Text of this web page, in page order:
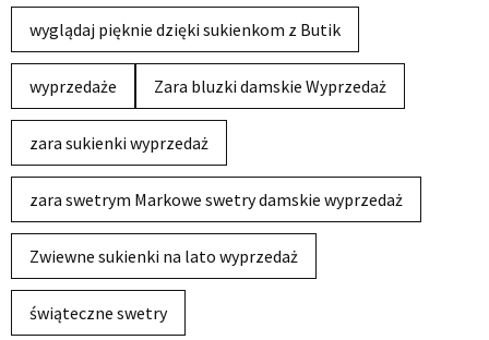
wyglądaj pięknie dzięki sukienkom z Butik
wyprzedaże Zara bluzki damskie Wyprzedaż
zara sukienki wyprzedaż
zara swetrym Markowe swetry damskie wyprzedaż
Zwiewne sukienki na lato wyprzedaż
świąteczne swetry